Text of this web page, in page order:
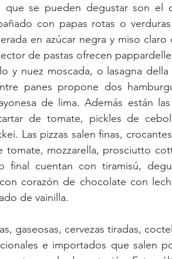
que se pueden degustar son el
con papas rotas o
en azúcar negra y miso claro
de pastas ofrecen
y nuez moscada, o lasagna della
panes propone dos
de lima. Además están las
de tomate, pickles de
Las pizzas salen finas,
tomate, mozzarella, prosciutto
final cuentan con tiramisú,
corazón de chocolate con
de vainilla.
gaseosas, cervezas tiradas,
e importados que salen